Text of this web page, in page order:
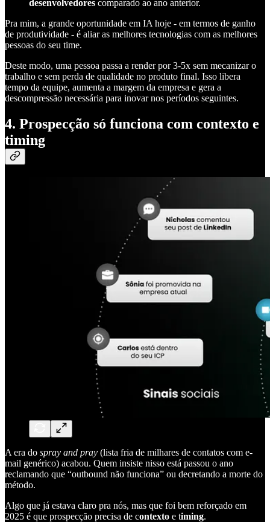
desenvolvedores comparado ao ano anterior.
Pra mim, a grande oportunidade em IA hoje - em termos de ganho
de produtividade - é aliar as melhores tecnologias com as melhores
pessoas do seu time.
Deste modo, uma pessoa passa a render por 3-5x sem mecanizar o
trabalho e sem perda de qualidade no produto final. Isso libera
tempo da equipe, aumenta a margem da empresa e gera a
descompressão necessária para inovar nos períodos seguintes.
4. Prospecção só funciona com contexto e
timing
A era do spray and pray (lista fria de milhares de contatos com e-
mail genérico) acabou. Quem insiste nisso está passou o ano
reclamando que “outbound não funciona” ou decretando a morte do
método.
Algo que já estava claro pra nós, mas que foi bem reforçado em
2025 é que prospecção precisa de contexto e timing.